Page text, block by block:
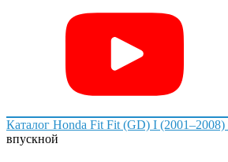
Каталог Honda Fit Fit (GD) I (2001–2008)
впускной